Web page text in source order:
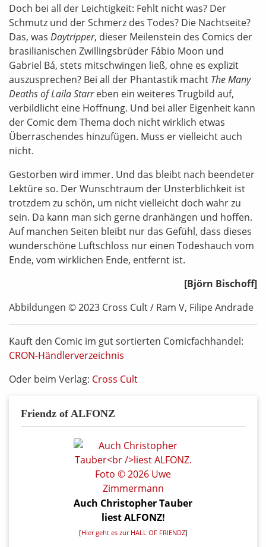
Doch bei all der Leichtigkeit: Fehlt nicht was? Der
Schmutz und der Schmerz des Todes? Die Nachtseite?
Das, was Daytripper, dieser Meilenstein des Comics der
brasilianischen Zwillingsbrüder Fábio Moon und
Gabriel Bá, stets mitschwingen ließ, ohne es explizit
auszusprechen? Bei all der Phantastik macht The Many
Deaths of Laila Starreben ein weiteres Trugbild auf,
verbildlicht eine Hoffnung. Und bei aller Eigenheit kann
der Comic dem Thema doch nicht wirklich etwas
Überraschendes hinzufügen. Muss er vielleicht auch
nicht.
Gestorben wird immer. Und das bleibt nach beendeter
Lektüre so. Der Wunschtraum der Unsterblichkeit ist
trotzdem zu schön, um nicht vielleicht doch wahr zu
sein. Da kann man sich gerne dranhängen und hoffen.
Auf manchen Seiten bleibt nur das Gefühl, dass dieses
wunderschöne Luftschloss nur einen Todeshauch vom
Ende, vom wirklichen Ende, entfernt ist.
[Björn Bischoff]
Abbildungen © 2023 Cross Cult / Ram V, Filipe Andrade
Kauft den Comic im gut sortierten Comicfachhandel:
CRON-Händlerverzeichnis
Oder beim Verlag: Cross Cult
Friendz of ALFONZ
Auch Christopher Tauber
liest ALFONZ!
[Hier geht es zur HALL OF FRIENDZ]